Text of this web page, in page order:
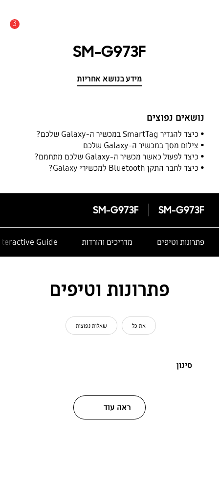
3
SM-G973F
מידע בנושא אחריות
נושאים נפוצים
כיצד להגדיר SmartTag במכשיר ה-Galaxy שלכם?
צילום מסך במכשיר ה-Galaxy שלכם
כיצד לפעול כאשר מכשיר ה-Galaxy שלכם מתחמם?
כיצד לחבר התקן Bluetooth למכשירי Galaxy?
SM-G973F
SM-G973F
פתרונות וטיפים מדריכים והורדות Guide
פתרונות וטיפים
את כל שאלות נפוצות
סינון
ראה עוד